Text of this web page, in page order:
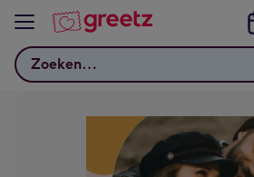
Bekijk meer
Zoeken